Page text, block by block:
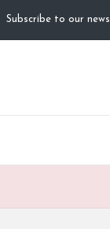
Subscribe to our